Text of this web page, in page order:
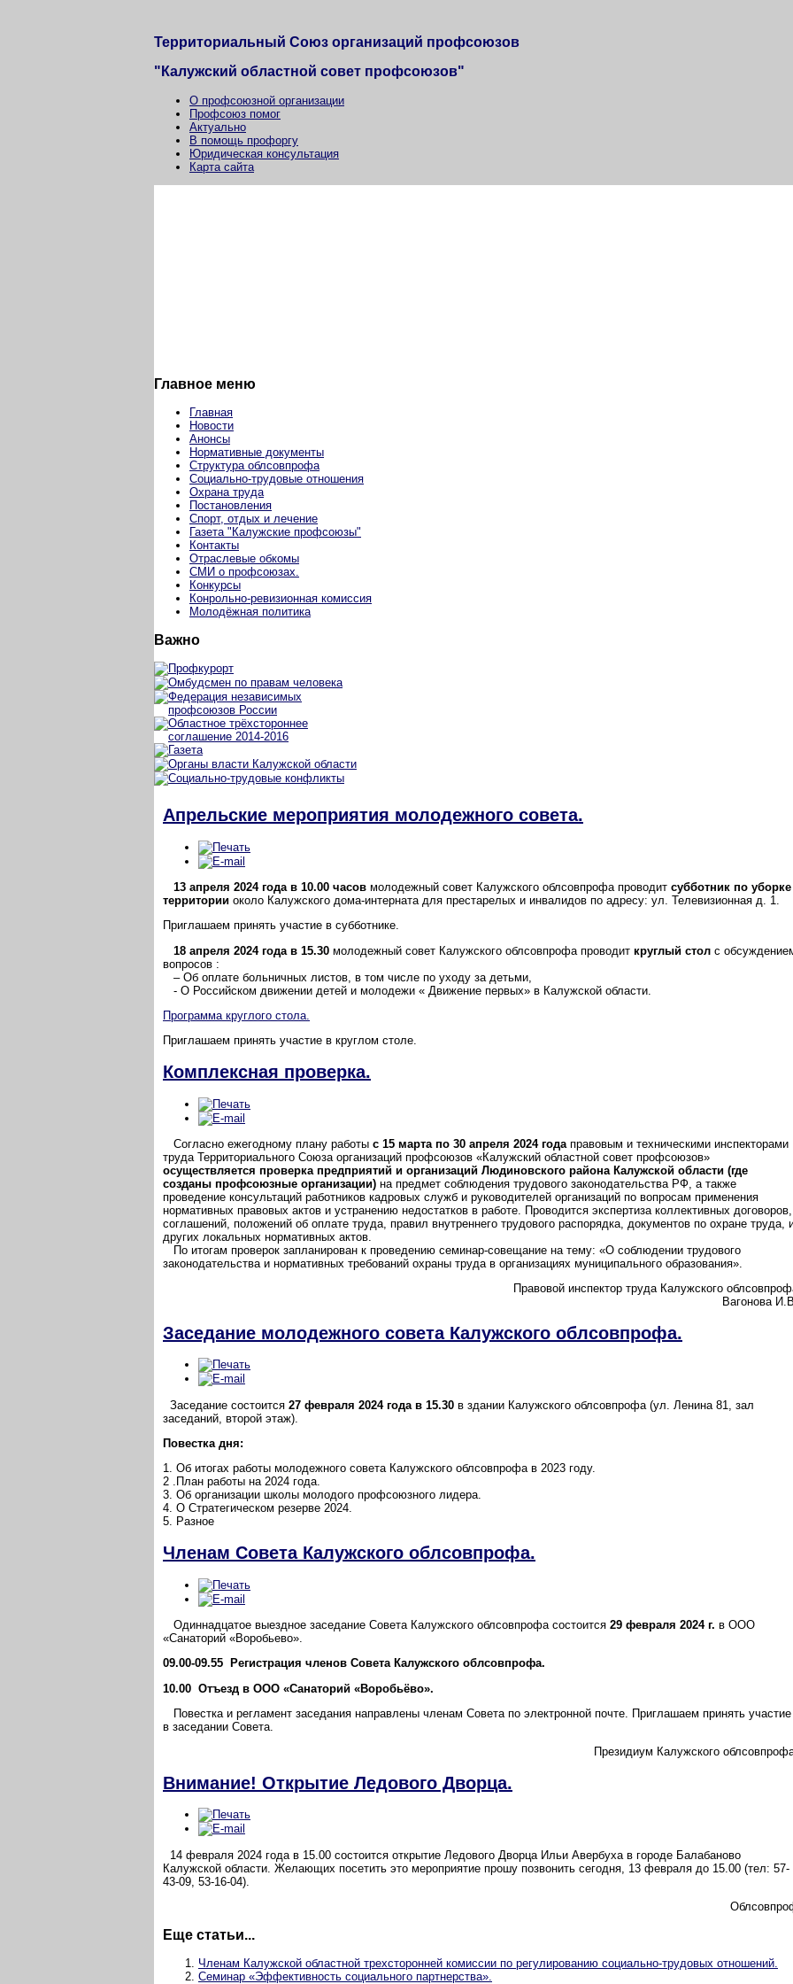
Территориальный Союз организаций профсоюзов
"Калужский областной совет профсоюзов"
О профсоюзной организации
Профсоюз помог
Актуально
В помощь профоргу
Юридическая консультация
Карта сайта
Главное меню
Главная
Новости
Анонсы
Нормативные документы
Структура облсовпрофа
Социально-трудовые отношения
Охрана труда
Постановления
Спорт, отдых и лечение
Газета "Калужские профсоюзы"
Контакты
Отраслевые обкомы
СМИ о профсоюзах.
Конкурсы
Конрольно-ревизионная комиссия
Молодёжная политика
Важно
Апрельские мероприятия молодежного совета.
13 апреля 2024 года в 10.00 часов молодежный совет Калужского облсовпрофа проводит субботник по уборке
территории около Калужского дома-интерната для престарелых и инвалидов по адресу: ул. Телевизионная д. 1.
Приглашаем принять участие в субботнике.
18 апреля 2024 года в 15.30 молодежный совет Калужского облсовпрофа проводит круглый стол с
вопросов :
– Об оплате больничных листов, в том числе по уходу за детьми,
- О Российском движении детей и молодежи « Движение первых» в Калужской области.
Программа круглого стола.
Приглашаем принять участие в круглом столе.
Комплексная проверка.
Согласно ежегодному плану работы с 15 марта по 30 апреля 2024 года правовым и техническими инспекторами
труда Территориального Союза организаций профсоюзов «Калужский областной совет профсоюзов»
осуществляется проверка предприятий и организаций Людиновского района Калужской области (где
созданы профсоюзные организации) на предмет соблюдения трудового законодательства РФ, а также
проведение консультаций работников кадровых служб и руководителей организаций по вопросам применения
нормативных правовых актов и устранению недостатков в работе. Проводится экспертиза коллективных договоров,
соглашений, положений об оплате труда, правил внутреннего трудового распорядка, документов по охране труда,
других локальных нормативных актов.
По итогам проверок запланирован к проведению семинар-совещание на тему: «О соблюдении трудового
законодательства и нормативных требований охраны труда в организациях муниципального образования».
Правовой инспектор труда Калужского
Вагонова
Заседание молодежного совета Калужского облсовпрофа.
Заседание состоится 27 февраля 2024 года в 15.30 в здании Калужского облсовпрофа (ул. Ленина 81, зал
заседаний, второй этаж).
Повестка дня:
1. Об итогах работы молодежного совета Калужского облсовпрофа в 2023 году.
2 .План работы на 2024 года.
3. Об организации школы молодого профсоюзного лидера.
4. О Стратегическом резерве 2024.
5. Разное
Членам Совета Калужского облсовпрофа.
Одиннадцатое выездное заседание Совета Калужского облсовпрофа состоится 29 февраля 2024 г. в ООО
«Санаторий «Воробьево».
09.00-09.55 Регистрация членов Совета Калужского облсовпрофа.
10.00 Отъезд в ООО «Санаторий «Воробьёво».
Повестка и регламент заседания направлены членам Совета по электронной почте. Приглашаем принять участие
в заседании Совета.
Президиум Калужского
Внимание! Открытие Ледового Дворца.
14 февраля 2024 года в 15.00 состоится открытие Ледового Дворца Ильи Авербуха в городе Балабаново
Калужской области. Желающих посетить это мероприятие прошу позвонить сегодня, 13 февраля до 15.00 (тел: 57-
43-09, 53-16-04).
Еще статьи...
Членам Калужской областной трехсторонней комиссии по регулированию социально­-трудовых отношений.
Семинар «Эффективность социального партнерства».